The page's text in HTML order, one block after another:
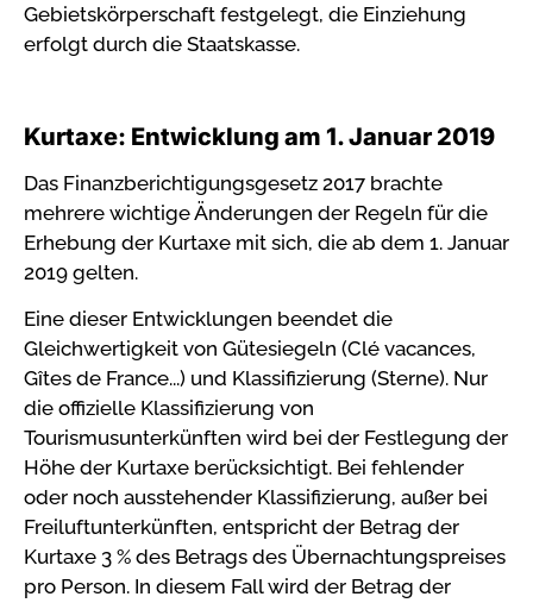
Gebietskörperschaft festgelegt, die Einziehung
erfolgt durch die Staatskasse.
Kurtaxe: Entwicklung am 1. Januar 2019
Das Finanzberichtigungsgesetz 2017 brachte
mehrere wichtige Änderungen der Regeln für die
Erhebung der Kurtaxe mit sich, die ab dem 1. Januar
2019 gelten.
Eine dieser Entwicklungen beendet die
Gleichwertigkeit von Gütesiegeln (Clé vacances,
Gîtes de France...) und Klassifizierung (Sterne). Nur
die offizielle Klassifizierung von
Tourismusunterkünften wird bei der Festlegung der
Höhe der Kurtaxe berücksichtigt. Bei fehlender
oder noch ausstehender Klassifizierung, außer bei
Freiluftunterkünften, entspricht der Betrag der
Kurtaxe 3 % des Betrags des Übernachtungspreises
pro Person. In diesem Fall wird der Betrag der